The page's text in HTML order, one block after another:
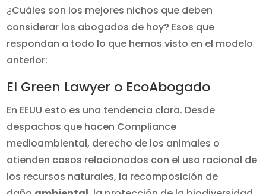
¿Cuáles son los mejores nichos que deben
considerar los abogados de hoy? Esos que
respondan a todo lo que hemos visto en el modelo
anterior:
El Green Lawyer o EcoAbogado
En EEUU esto es una tendencia clara. Desde
despachos que hacen Compliance
medioambiental, derecho de los animales o
atienden casos relacionados con el uso racional de
los recursos naturales, la recomposición de